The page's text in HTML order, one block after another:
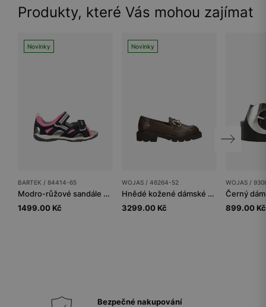
Produkty, které Vás mohou zajímat
Novinky
BARTEK / 84414-65
Modro-růžové sandále BARTEK 84414-65 na suchý zip
1499.00 Kč
Novinky
WOJAS / 46264-52
Hnědé kožené dámské mokasíny se zlatou ozdobou
3299.00 Kč
WOJAS /
899.00 Kč
Bezpečné nakupování